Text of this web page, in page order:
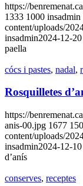
https://
1333 1000 insadmin
content/uploads/
insadmin2024-12-
paella
cócs i pastes, nadal,
Rosquilletes
https://
anis-00.jpg 1677
content/uploads/
insadmin2024-12-
d’anís
conserves, receptes